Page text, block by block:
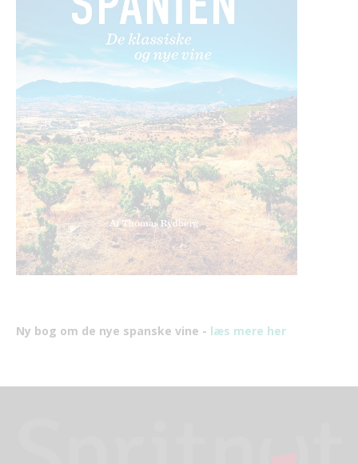
Ny bog om de nye spanske vine - læs mere her